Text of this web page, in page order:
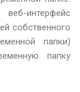
интерфейс
собственного
папки)
папку